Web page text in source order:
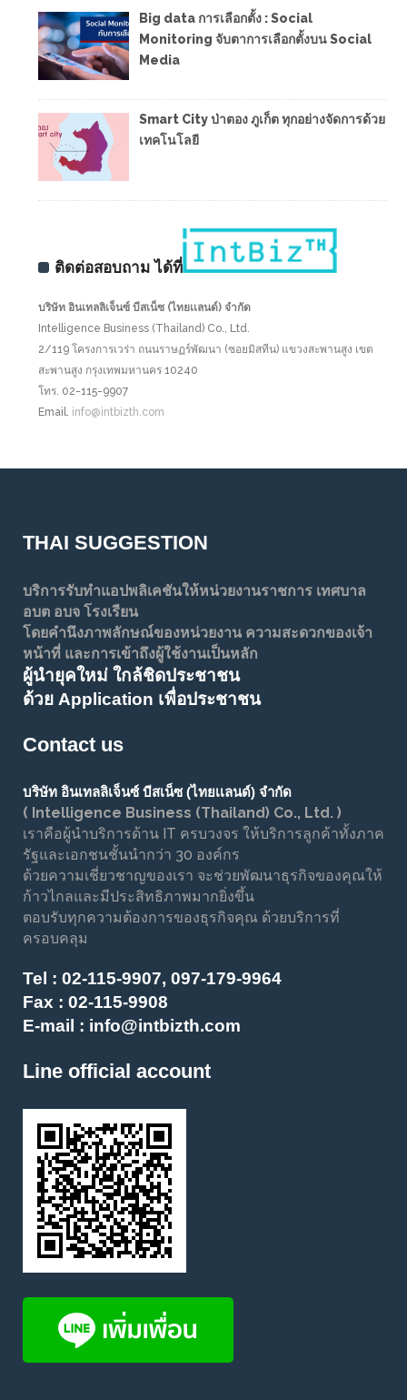
Big data การเลือกตั้ง : Social
Monitoring จับตาการเลือกตั้งบน Social
Media
Smart City ป่าตอง ภูเก็ต ทุกอย่างจัดการด้วย
เทคโนโลยี
ติดต่อสอบถาม ได้ที่
บริษัท อินเทลลิเจ็นซ์ บีสเน็ซ (ไทยเเลนด์) จำกัด
Intelligence Business (Thailand) Co., Ltd.
2/119 โครงการเวร่า ถนนราษฏร์พัฒนา (ซอยมิสทีน) แขวงสะพานสูง เขต
สะพานสูง กรุงเทพมหานคร 10240
โทร. 02-115-9907
Email. info@intbizth.com
THAI SUGGESTION
บริการรับทำแอปพลิเคชันให้หน่วยงานราชการ เทศบาล
อบต อบจ โรงเรียน
โดยคำนึงภาพลักษณ์ของหน่วยงาน ความสะดวกของเจ้า
หน้าที่ และการเข้าถึงผู้ใช้งานเป็นหลัก
ผู้นำยุคใหม่ ใกล้ชิดประชาชน
ด้วย Application เพื่อประชาชน
Contact us
บริษัท อินเทลลิเจ็นซ์ บีสเน็ซ (ไทยเเลนด์) จำกัด
( Intelligence Business (Thailand) Co., Ltd. )
เราคือผู้นำบริการด้าน IT ครบวงจร ให้บริการลูกค้าทั้งภาค
รัฐและเอกชนชั้นนำกว่า 30 องค์กร
ด้วยความเชี่ยวชาญของเรา จะช่วยพัฒนาธุรกิจของคุณให้
ก้าวไกลและมีประสิทธิภาพมากยิ่งขึ้น
ตอบรับทุกความต้องการของธุรกิจคุณ ด้วยบริการที่
ครอบคลุม
Tel : 02-115-9907, 097-179-9964
Fax : 02-115-9908
E-mail : info@intbizth.com
Line official account